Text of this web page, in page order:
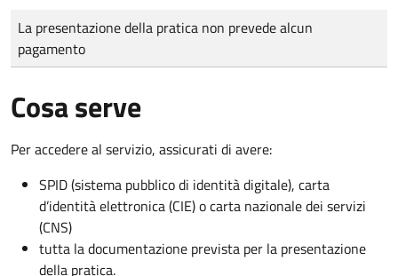
Tipo di pagamento
Importo
La presentazione della pratica non prevede alcun
pagamento
Cosa serve
Per accedere al servizio, assicurati di avere:
SPID (sistema pubblico di identità digitale), carta
d’identità elettronica (CIE) o carta nazionale dei servizi
(CNS)
tutta la documentazione prevista per la presentazione
della pratica.